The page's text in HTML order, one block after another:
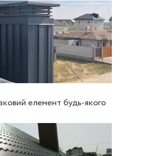
елемент будь-якого